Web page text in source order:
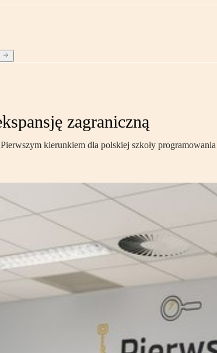
zagraniczną
kierunkiem dla polskiej szkoły